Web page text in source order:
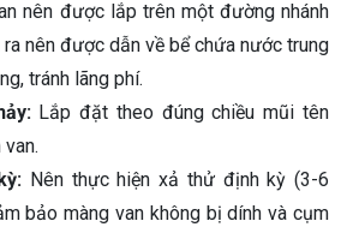
nên được lắp trên một đường nhánh
nên được dẫn về bể chứa nước trung
tránh lãng phí.
Lắp đặt theo đúng chiều mũi tên
Nên thực hiện xả thử định kỳ (3-6
bảo màng van không bị dính và cụm